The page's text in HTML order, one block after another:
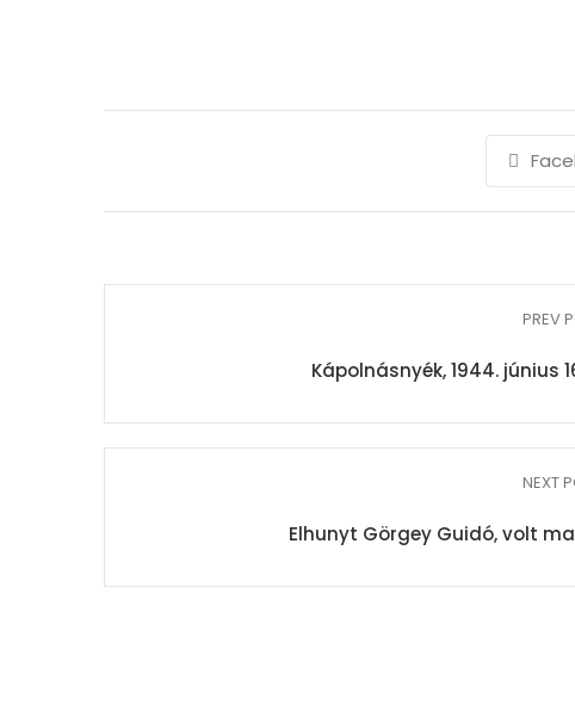
PREV
Kápolnásnyék, 1944. június
NEXT
Elhunyt Görgey Guidó, volt